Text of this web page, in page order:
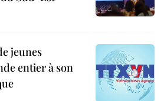
jeunes
entier à son